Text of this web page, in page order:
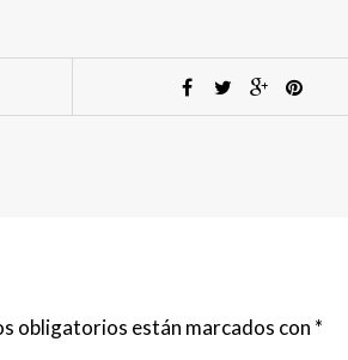
obligatorios están marcados con *